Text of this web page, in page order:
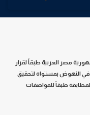
مصر العربية طبقاً لقرار
النهوض بمستواه لتحقيق
طبقاً للمواصفات